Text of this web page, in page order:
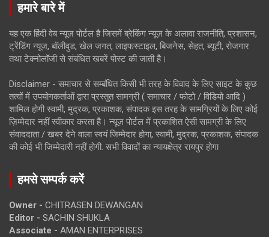
हमारे बारे में
यह एक हिंदी वेब न्यूज़ पोर्टल है जिसमें ब्रेकिंग न्यूज़ के अलावा राजनीति, प्रशासन,
ट्रेंडिंग न्यूज, बॉलीवुड, खेल जगत, लाइफस्टाइल, बिजनेस, सेहत, ब्यूटी, रोजगार
तथा टेक्नोलॉजी से संबंधित खबरें पोस्ट की जाती है।
Disclaimer - समाचार से सम्बंधित किसी भी तरह के विवाद के लिए साइट के कुछ
तत्वों में उपयोगकर्ताओं द्वारा प्रस्तुत सामग्री ( समाचार / फोटो / विडियो आदि )
शामिल होगी स्वामी, मुद्रक, प्रकाशक, संपादक इस तरह के सामग्रियों के लिए कोई
ज़िम्मेदार नहीं स्वीकार करता है। न्यूज़ पोर्टल में प्रकाशित ऐसी सामग्री के लिए
संवाददाता / खबर देने वाला स्वयं जिम्मेदार होगा, स्वामी, मुद्रक, प्रकाशक, संपादक
की कोई भी जिम्मेदारी नहीं होगी. सभी विवादों का न्यायक्षेत्र रायपुर होगा
हमसे सम्पर्क करें
Owner - CHITRASEN DEWANGAN
Editor - SACHIN SHUKLA
Associate - AMAN ENTERPRISES